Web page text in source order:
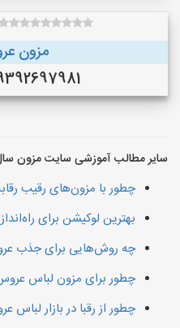
مزون
09392697981
سایر مطالب آموزشی سایت مزون
چطور با مزون‌های رقیب
بهترین لوکیشن برای
چه روش‌هایی برای جذب
چطور برای مزون لباس عروس
چطور از رقبا در بازار لباس